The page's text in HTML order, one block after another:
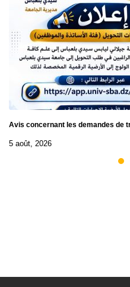
Avis concernant les demandes de
5 août, 2026